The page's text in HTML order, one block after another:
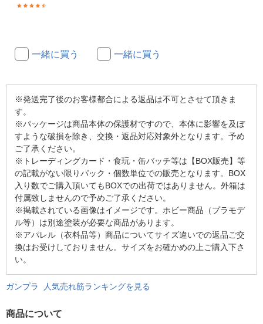
一緒に買う 一緒に買う
※発送完了後のお客様都合による返品は不可とさせて頂きま
す。
※パッケージは商品本体の保護材ですので、本体に影響を及ぼ
すような破損を除き、交換・返品対応対象外となります。予め
ご了承ください。
※トレーディングカード・食玩・缶バッチ等は【BOX販売】等
の記載がない限りパック・個数単位での販売となります。BOX
入り数でご購入頂いてもBOXでの出荷ではありません。外箱は
付属致しませんので予めご了承ください。
※掲載されている画像はイメージです。ホビー商品（プラモデ
ル等）は別途塗装が必要な商品があります。
※アパレル（衣料品等）商品についてサイズ違いでの返品ご交
換はお受けしておりません。サイズをお確かめの上ご購入下さ
い。
ガンプラ 人気売れ筋ランキングを見る
商品について